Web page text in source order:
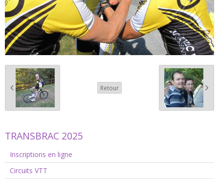
Retour
TRANSBRAC 2025
Inscriptions en ligne
Circuits VTT